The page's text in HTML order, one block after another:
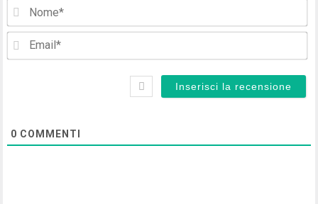
0 COMMENTI